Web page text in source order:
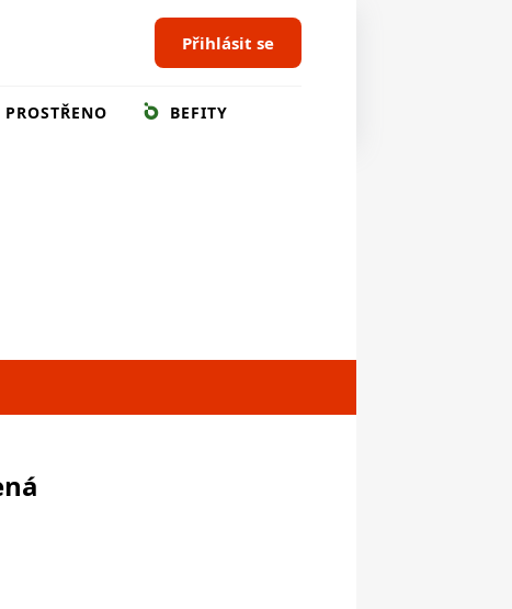
Přihlásit se
PROSTŘENO BEFITY